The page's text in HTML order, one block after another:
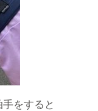
をすると